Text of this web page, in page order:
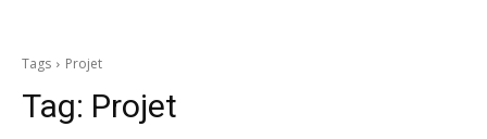
Tags Projet
Tag: Projet